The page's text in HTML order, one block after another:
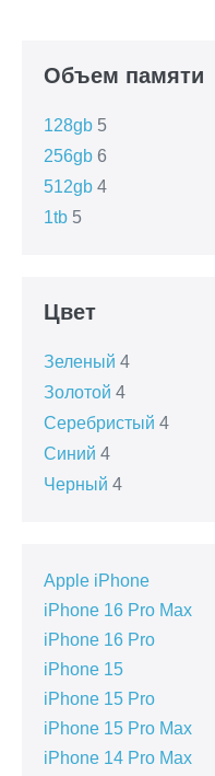
Объем памяти
128gb 5
256gb 6
512gb 4
1tb 5
Цвет
Зеленый 4
Золотой 4
Серебристый 4
Синий 4
Черный 4
Apple iPhone
iPhone 16 Pro Max
iPhone 16 Pro
iPhone 15
iPhone 15 Pro
iPhone 15 Pro Max
iPhone 14 Pro Max